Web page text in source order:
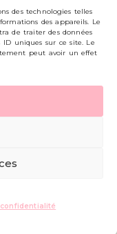
des technologies telles
des appareils. Le
de traiter des données
uniques sur ce site. Le
peut avoir un effet
réservés.